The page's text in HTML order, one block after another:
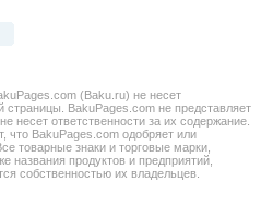
(Baku.ru) не несет
страницы. BakuPages.com не представляет
несет ответственности за их содержание.
что BakuPages.com одобряет или
товарные знаки и торговые марки,
названия продуктов и предприятий,
собственностью их владельцев.